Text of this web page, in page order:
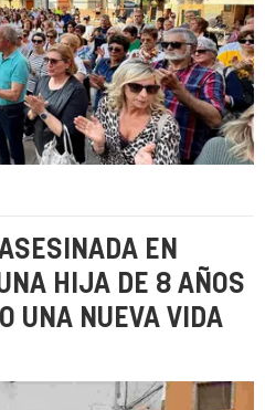
EN
HIJA DE 8 AÑOS
UNA NUEVA VIDA